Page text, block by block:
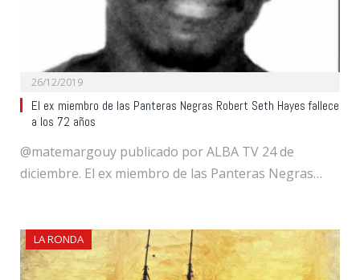
26/12/2019
El ex miembro de las Panteras Negras Robert Seth Hayes fallece
a los 72 años
@matemargouy publicado por ALBA TV 24 de
diciembre. El ex miembro de las Panteras Negras…
LA RONDA